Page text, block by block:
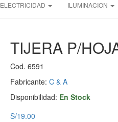
ELECTRICIDAD ILUMINACION
TIJERA P/
Cod. 6591
Fabricante: C & A
Disponibilidad: En Stock
S/19.00